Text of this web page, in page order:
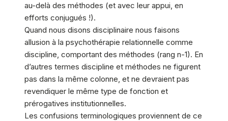
au-delà des méthodes (et avec leur appui, en
efforts conjugués !).
Quand nous disons disciplinaire nous faisons
allusion à la psychothérapie relationnelle comme
discipline, comportant des méthodes (rang n-1). En
d’autres termes discipline et méthodes ne figurent
pas dans la même colonne, et ne devraient pas
revendiquer le même type de fonction et
prérogatives institutionnelles.
Les confusions terminologiques proviennent de ce